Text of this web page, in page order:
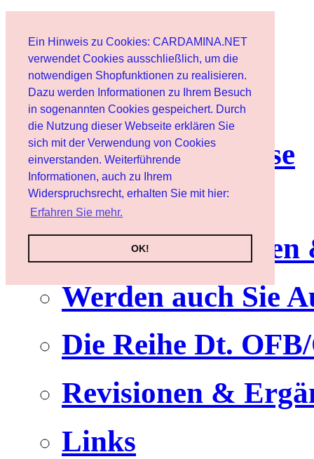
Ein Hinweis zu Cookies: CARDAMINA.NET
verwendet Cookies ausschließlich, um die
notwendigen Shopfunktionen zu realisieren.
Dazu werden Informationen zu Ihrem Besuch
in sogenannten Cookies gespeichert. Durch
die Nutzung dieser Webseite erklären Sie
sich mit der Verwendung von Cookies
einverstanden. Weiterführende
Informationen, auch zu Ihrem
Widerspruchsrecht, erhalten Sie mit hier:
Erfahren Sie mehr.
OK!
Benutzer
Newsletter
Nutzungshinweise
Service
Werden auch Sie
Die Reihe Dt.
Revisionen &
Links